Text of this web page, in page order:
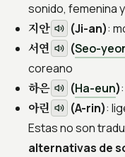
sonido, femenina
지안 (Ji-an):
서연 (Seo-
coreano
하은 (Ha-eun)
아린 (A-rin):
Estas no son
alternativas de